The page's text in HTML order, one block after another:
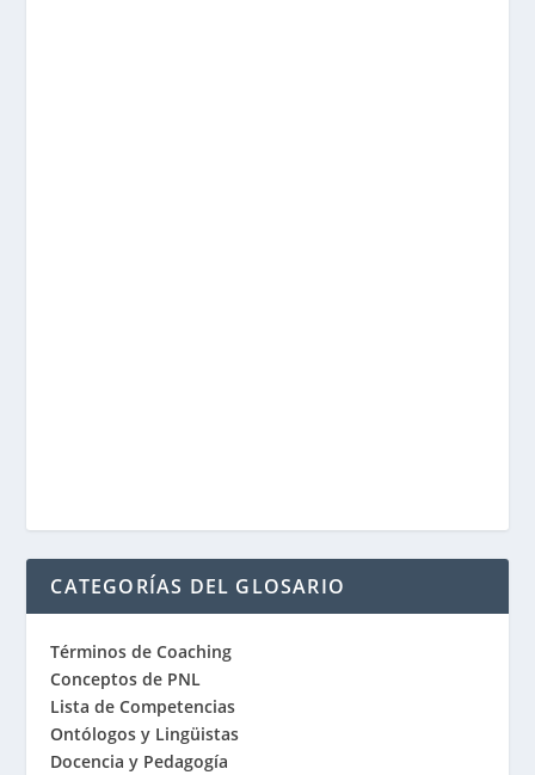
CATEGORÍAS DEL GLOSARIO
Términos de Coaching
Conceptos de PNL
Lista de Competencias
Ontólogos y Lingüistas
Docencia y Pedagogía